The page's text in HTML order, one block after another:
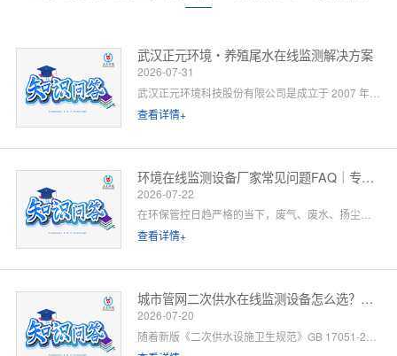
武汉正元环境・养殖尾水在线监测解决方案
2026-07-31
查看详情+
环境在线监测设备厂家常见问题FAQ｜专业厂家答疑解惑
2026-07-22
在环保管控日趋严格的当下，废气、废水、扬尘、噪声等环境在线监测设备已成为工矿企业、园区、市政工程必备的合规配套设施。很多客户在选型、合作、安装运维过程中，常会遇到厂家资质、设备精度、数据联网、售后保障等各类问题。 作为专业环境在线监测设备源头厂家，我们深耕环境监测领域多年，拥有自主研发、生产、销售、运维全链条服务能力。下面针对行业高频咨询问题，整理系统化FAQ答疑，一站式解决您的合作与选型顾虑。 一、厂家实力与资质相关问题
查看详情+
城市管网二次供水在线监测设备怎么选？水务单位高频 FAQ
2026-07-20